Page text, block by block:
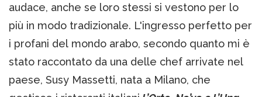
audace, anche se loro stessi si vestono per lo
più in modo tradizionale. L'ingresso perfetto per
i profani del mondo arabo, secondo quanto mi è
stato raccontato da una delle chef arrivate nel
paese, Susy Massetti, nata a Milano, che